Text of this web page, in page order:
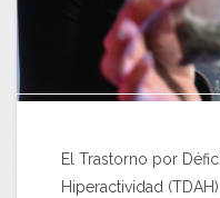
El Trastorno por
Hiperactividad